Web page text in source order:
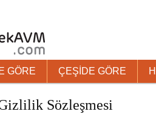
GÖRE ÇEŞİDE GÖRE
Sözleşmesi